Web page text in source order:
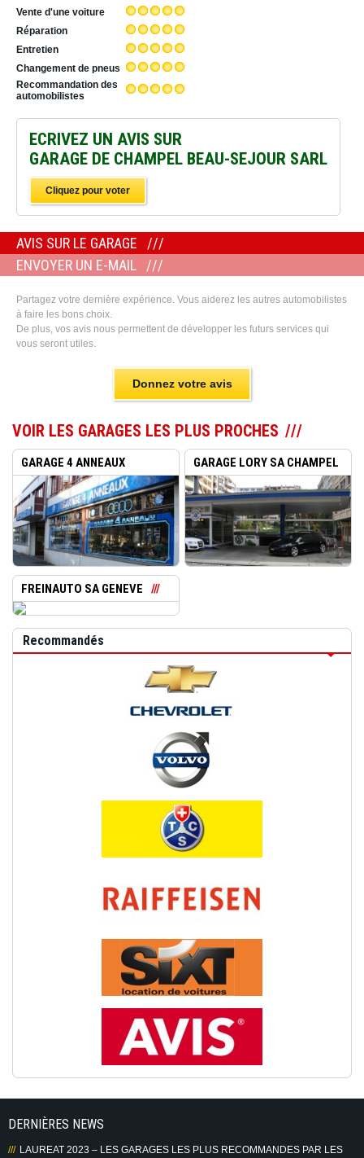
Vente d'une voiture
Réparation
Entretien
Changement de pneus
Recommandation des
automobilistes
ECRIVEZ UN AVIS SUR
GARAGE DE CHAMPEL BEAU-SEJOUR SARL
Cliquez pour voter
AVIS SUR LE GARAGE
ENVOYER UN E-MAIL
Partagez votre dernière expérience. Vous aiderez les autres automobilistes
à faire les bons choix.
De plus, vos avis nous permettent de développer les futurs services qui
vous seront utiles.
Donnez votre avis
VOIR LES GARAGES LES PLUS PROCHES
GARAGE 4 ANNEAUX
CHAMPEL G...
GARAGE LORY SA CHAMPEL
GEN...
FREINAUTO SA GENEVE
Recommandés
DERNIÈRES NEWS
LAUREAT 2023 – LES GARAGES LES PLUS RECOMMANDES PAR LES